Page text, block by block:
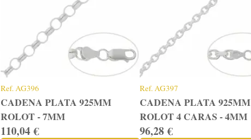
Ref.AG396
CADENA PLATA 925MM
ROLOT - 7MM
110,04 €
Ref.AG397
CADENA PLATA 925MM
ROLOT 4 CARAS - 4MM
96,28 €